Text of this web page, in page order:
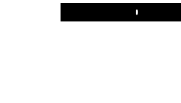
Play